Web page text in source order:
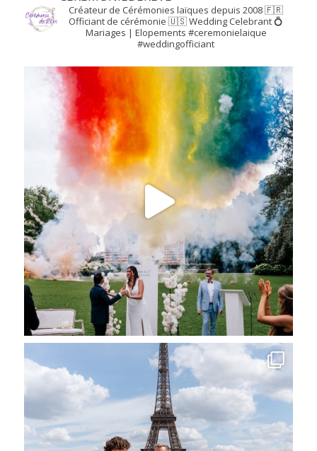
Créateur de Cérémonies laïques depuis 2008🇫🇷
Officiant de cérémonie 🇺🇸 Wedding Celebrant💍
Mariages | Elopements #ceremonielaique
#weddingofficiant